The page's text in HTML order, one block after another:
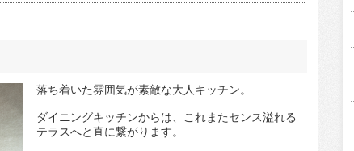
落ち着いた雰囲気が素敵な大人キッチン。
ダイニングキッチンからは、これまたセンス溢れる
テラスへと直に繋がります。